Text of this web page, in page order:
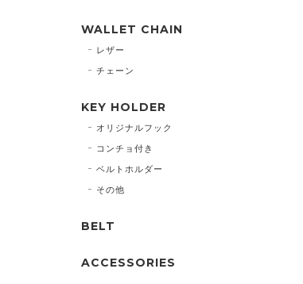
WALLET CHAIN
レザー
チェーン
KEY HOLDER
オリジナルフック
コンチョ付き
ベルトホルダー
その他
BELT
ACCESSORIES